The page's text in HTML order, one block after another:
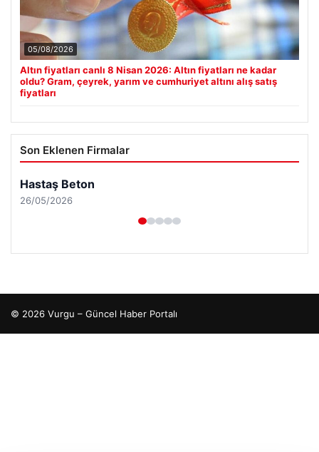
05/08/2026
Altın fiyatları canlı 8 Nisan 2026: Altın fiyatları ne kadar
oldu? Gram, çeyrek, yarım ve cumhuriyet altını alış satış
fiyatları
Son Eklenen Firmalar